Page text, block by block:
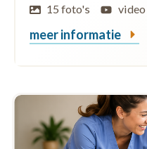
15 foto's
video
meer informatie